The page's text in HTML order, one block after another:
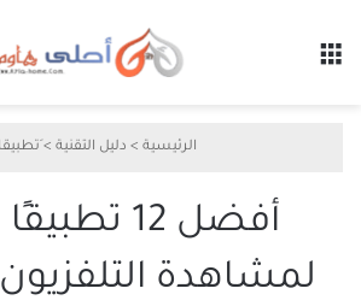
الرئيسية > دليل التقنية >
أفضل 12
لمشاهدة